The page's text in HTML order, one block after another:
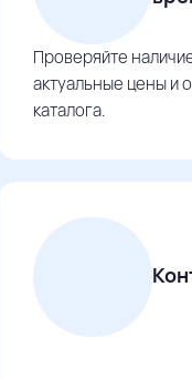
Проверяйте
актуальные цены и
каталога.